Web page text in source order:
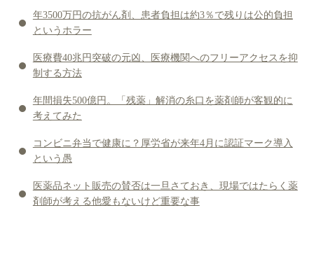
年3500万円の抗がん剤、患者負担は約3％で残りは公的負担
というホラー
医療費40兆円突破の元凶、医療機関へのフリーアクセスを抑
制する方法
年間損失500億円。「残薬」解消の糸口を薬剤師が客観的に
考えてみた
コンビニ弁当で健康に？厚労省が来年4月に認証マーク導入
という愚
医薬品ネット販売の賛否は一旦さておき、現場ではたらく薬
剤師が考える他愛もないけど重要な事